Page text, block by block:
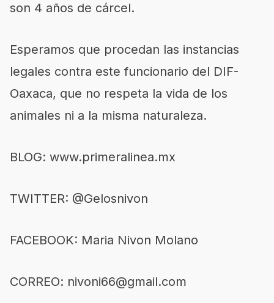
son 4 años de cárcel.
Esperamos que procedan las instancias
legales contra este funcionario del DIF-
Oaxaca, que no respeta la vida de los
animales ni a la misma naturaleza.
BLOG: www.primeralinea.mx
TWITTER: @Gelosnivon
FACEBOOK: Maria Nivon Molano
CORREO: nivoni66@gmail.com